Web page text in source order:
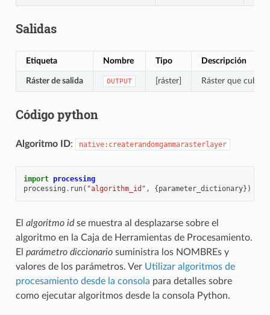
Salidas
Etiqueta Nombre Tipo Descripción
Ráster de salida OUTPUT [ráster] Ráster que cubre
Código python
Algoritmo ID: native:createrandomgammarasterlayer
import processing
processing . run( "algorithm_id" , {parameter_dictionary})
El algoritmo idse muestra al desplazarse sobre el
algoritmo en la Caja de Herramientas de Procesamiento.
El parámetro diccionariosuministra los NOMBREs y
valores de los parámetros. Ver Utilizar algoritmos de
procesamiento desde la consola para detalles sobre
como ejecutar algoritmos desde la consola Python.